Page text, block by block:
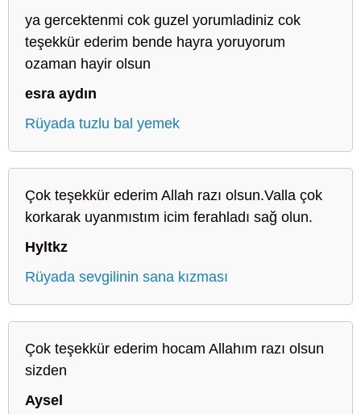
ya gercektenmi cok guzel yorumladiniz cok
teşekkür ederim bende hayra yoruyorum
ozaman hayir olsun
esra aydın
Rüyada tuzlu bal yemek
Çok teşekkür ederim Allah razı olsun.Valla çok
korkarak uyanmıstım icim ferahladı sağ olun.
Hyltkz
Rüyada sevgilinin sana kızması
Çok teşekkür ederim hocam Allahım razı olsun
sizden
Aysel